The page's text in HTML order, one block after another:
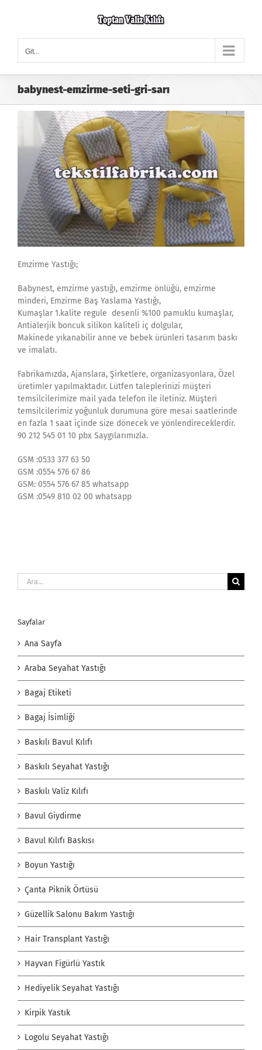
Git...
babynest-emzirme-seti-gri-sarı
Emzirme Yastığı;
Babynest, emzirme yastığı, emzirme önlüğü, emzirme
minderi, Emzirme Baş Yaslama Yastığı,
Kumaşlar 1.kalite regule desenli %100 pamuklu kumaşlar,
Antialerjik boncuk silikon kaliteli iç dolgular,
Makinede yıkanabilir anne ve bebek ürünleri tasarım baskı
ve imalatı.
Fabrikamızda, Ajanslara, Şirketlere, organizasyonlara, Özel
üretimler yapılmaktadır. Lütfen taleplerinizi müşteri
temsilcilerimize mail yada telefon ile iletiniz. Müşteri
temsilcilerimiz yoğunluk durumuna göre mesai saatlerinde
en fazla 1 saat içinde size dönecek ve yönlendireceklerdir.
90 212 545 01 10 pbx Saygılarımızla.
GSM :0533 377 63 50
GSM :0554 576 67 86
GSM: 0554 576 67 85 whatsapp
GSM :0549 810 02 00 whatsapp
Ara:
Sayfalar
Ana Sayfa
Araba Seyahat Yastığı
Bagaj Etiketi
Bagaj İsimliği
Baskılı Bavul Kılıfı
Baskılı Seyahat Yastığı
Baskılı Valiz Kılıfı
Bavul Giydirme
Bavul Kılıfı Baskısı
Boyun Yastığı
Çanta Piknik Örtüsü
Güzellik Salonu Bakım Yastığı
Hair Transplant Yastığı
Hayvan Figürlü Yastık
Hediyelik Seyahat Yastığı
Kirpik Yastık
Logolu Seyahat Yastığı